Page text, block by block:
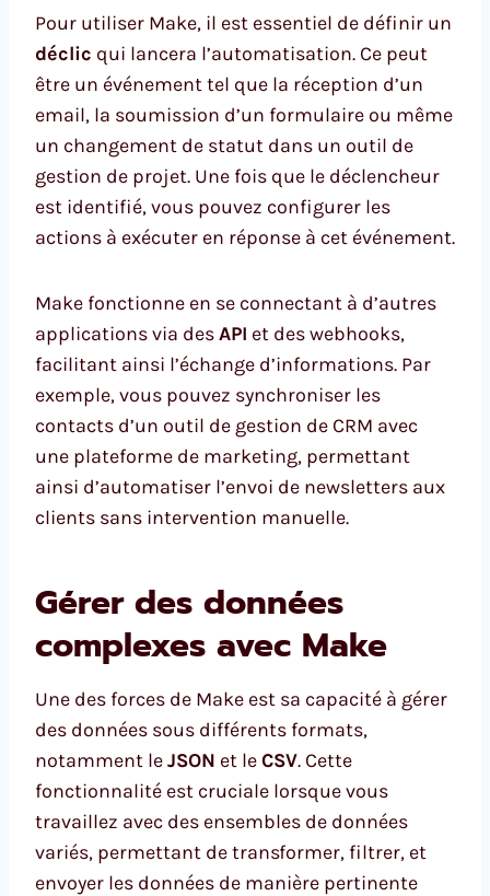
Pour utiliser Make, il est essentiel de définir un
déclic qui lancera l’automatisation. Ce peut
être un événement tel que la réception d’un
email, la soumission d’un formulaire ou même
un changement de statut dans un outil de
gestion de projet. Une fois que le déclencheur
est identifié, vous pouvez configurer les
actions à exécuter en réponse à cet événement.
Make fonctionne en se connectant à d’autres
applications via desAPI et des webhooks,
facilitant ainsi l’échange d’informations. Par
exemple, vous pouvez synchroniser les
contacts d’un outil de gestion de CRM avec
une plateforme de marketing, permettant
ainsi d’automatiser l’envoi de newsletters aux
clients sans intervention manuelle.
Gérer des données
complexes avec Make
Une des forces de Make est sa capacité à gérer
des données sous différents formats,
notamment leJSON et leCSV. Cette
fonctionnalité est cruciale lorsque vous
travaillez avec des ensembles de données
variés, permettant de transformer, filtrer, et
envoyer les données de manière pertinente